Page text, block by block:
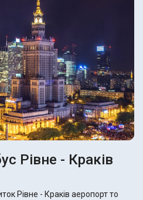
Рівне - Краків
Рівне - Краків аеропорт то